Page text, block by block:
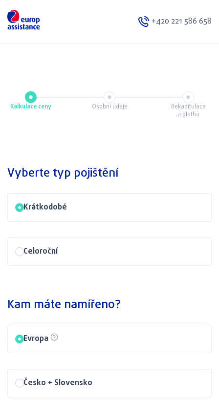
+420 221 586 658
Kalkulace ceny Osobní údaje
Rekapitulace
a platba
Vyberte typ pojištění
Krátkodobé
Celoroční
Kam máte namířeno?
Evropa
Česko + Slovensko